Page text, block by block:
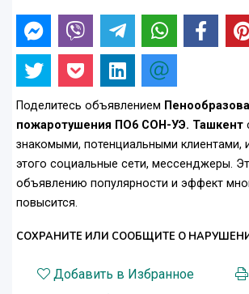
Поделитесь объявлением
пожаротушения ПО6 СОН-УЭ. Ташкент
знакомыми, потенциальными клиентами,
этого социальные сети, мессенджеры.
объявлению популярности и эффект
повысится.
СОХРАНИТЕ ИЛИ СООБЩИТЕ О
Добавить в Избранное